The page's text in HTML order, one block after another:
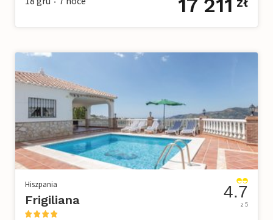
• 17 211
Hiszpania
Frigiliana 4.7
z 5